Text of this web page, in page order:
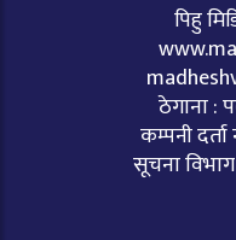
पिहु
ठेगाना :
कम्पनी
सूचना